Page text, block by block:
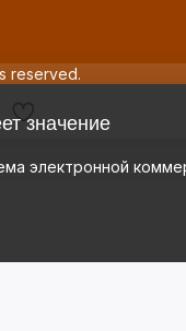
reserved.
значение
электронной